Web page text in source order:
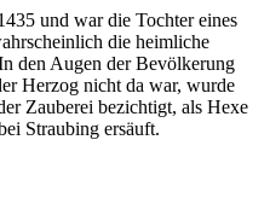
und war die Tochter eines
die heimliche
den Augen der Bevölkerung
Herzog nicht da war, wurde
Zauberei bezichtigt, als Hexe
Straubing ersäuft.